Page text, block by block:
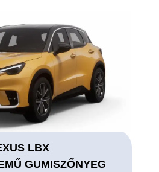
LBX
GUMISZŐNYEG